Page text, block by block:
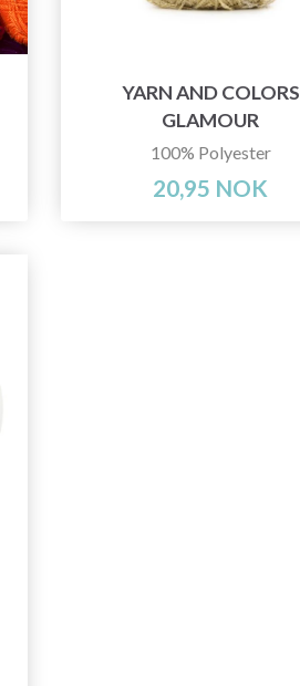
YARN AND COLORS
GLAMOUR
100% Polyester
20,95 NOK